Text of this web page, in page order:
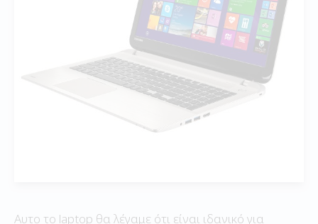
Αυτο το laptop θα λέγαμε ότι είναι ιδανικό για